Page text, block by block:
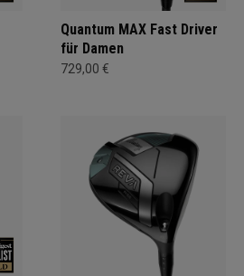
Quantum MAX Fast Driver
für Damen
729,00 €